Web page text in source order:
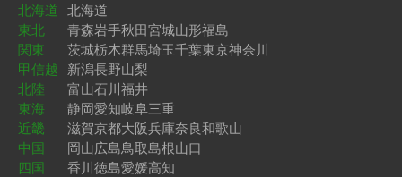
北海道 北海道
東北
青森岩手秋田宮城山形福島
関東
茨城栃木群馬埼玉千葉東京神奈川
甲信越 新潟長野山梨
北陸
富山石川福井
東海
静岡愛知岐阜三重
近畿
滋賀京都大阪兵庫奈良和歌山
中国
岡山広島鳥取島根山口
四国
香川徳島愛媛高知